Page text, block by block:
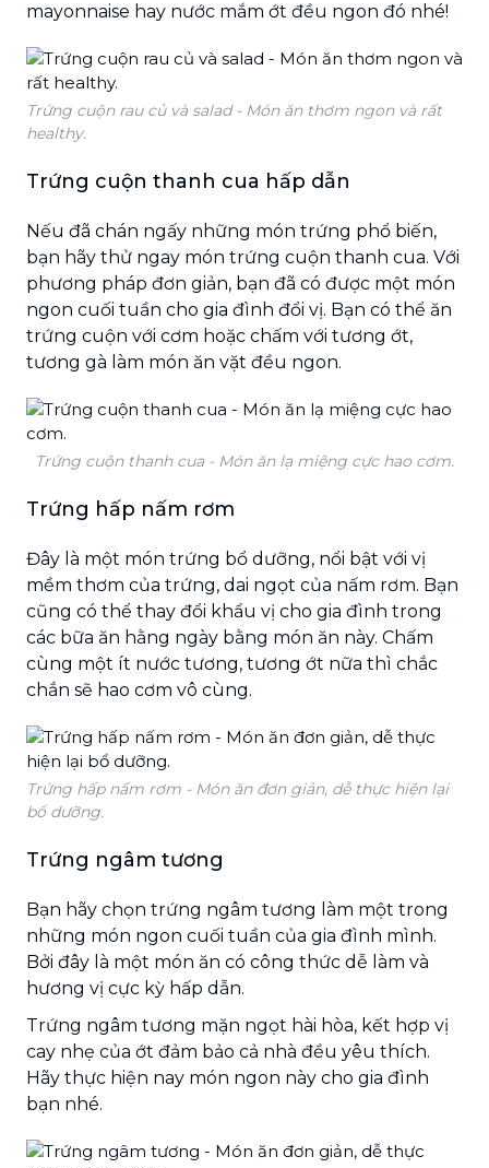
mayonnaise hay nước mắm ớt đều ngon đó nhé!
Trứng cuộn rau củ và salad - Món ăn thơm ngon và rất
healthy.
Trứng cuộn thanh cua hấp dẫn
Nếu đã chán ngấy những món trứng phổ biến,
bạn hãy thử ngay món trứng cuộn thanh cua. Với
phương pháp đơn giản, bạn đã có được một món
ngon cuối tuần cho gia đình đổi vị. Bạn có thể ăn
trứng cuộn với cơm hoặc chấm với tương ớt,
tương gà làm món ăn vặt đều ngon.
Trứng cuộn thanh cua - Món ăn lạ miệng cực hao cơm.
Trứng hấp nấm rơm
Đây là một món trứng bổ dưỡng, nổi bật với vị
mềm thơm của trứng, dai ngọt của nấm rơm. Bạn
cũng có thể thay đổi khẩu vị cho gia đình trong
các bữa ăn hằng ngày bằng món ăn này. Chấm
cùng một ít nước tương, tương ớt nữa thì chắc
chắn sẽ hao cơm vô cùng.
Trứng hấp nấm rơm - Món ăn đơn giản, dễ thực hiện lại
bổ dưỡng.
Trứng ngâm tương
Bạn hãy chọn trứng ngâm tương làm một trong
những món ngon cuối tuần của gia đình mình.
Bởi đây là một món ăn có công thức dễ làm và
hương vị cực kỳ hấp dẫn.
Trứng ngâm tương mặn ngọt hài hòa, kết hợp vị
cay nhẹ của ớt đảm bảo cả nhà đều yêu thích.
Hãy thực hiện nay món ngon này cho gia đình
bạn nhé.